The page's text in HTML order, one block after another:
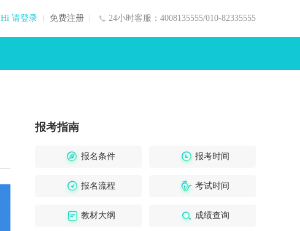
24小时客服：4008135555/010-82335555
Hi 请登录 免费注册
报考指南
报名条件 报考时间
报名流程 考试时间
教材大纲 成绩查询